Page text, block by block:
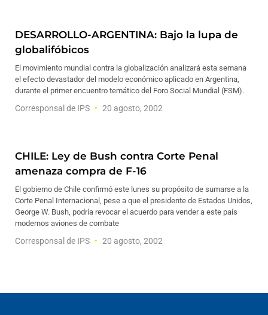
DESARROLLO-ARGENTINA: Bajo la lupa de
globalifóbicos
El movimiento mundial contra la globalización analizará esta semana
el efecto devastador del modelo económico aplicado en Argentina,
durante el primer encuentro temático del Foro Social Mundial (FSM).
Corresponsal de IPS 20 agosto, 2002
CHILE: Ley de Bush contra Corte Penal
amenaza compra de F-16
El gobierno de Chile confirmó este lunes su propósito de sumarse a la
Corte Penal Internacional, pese a que el presidente de Estados Unidos,
George W. Bush, podría revocar el acuerdo para vender a este país
modernos aviones de combate
Corresponsal de IPS 20 agosto, 2002